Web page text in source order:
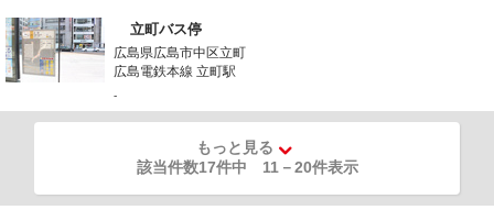
立町バス停
広島県広島市中区立町
広島電鉄本線 立町駅
-
もっと見る
該当件数17件中 11 －20件表示